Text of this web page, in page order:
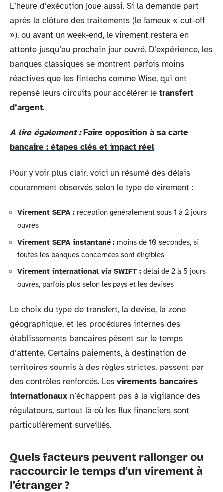
L’heure d’exécution joue aussi. Si la demande part
après la clôture des traitements (le fameux « cut-off
»), ou avant un week-end, le virement restera en
attente jusqu’au prochain jour ouvré. D’expérience, les
banques classiques se montrent parfois moins
réactives que les fintechs comme Wise, qui ont
repensé leurs circuits pour accélérer le transfert
d’argent.
A lire également : Faire opposition à sa carte
bancaire : étapes clés et impact réel
Pour y voir plus clair, voici un résumé des délais
couramment observés selon le type de virement :
Virement SEPA : réception généralement sous 1 à 2 jours
ouvrés
Virement SEPA instantané : moins de 10 secondes, si
toutes les banques concernées sont éligibles
Virement international via SWIFT : délai de 2 à 5 jours
ouvrés, parfois plus selon les pays et les devises
Le choix du type de transfert, la devise, la zone
géographique, et les procédures internes des
établissements bancaires pèsent sur le temps
d’attente. Certains paiements, à destination de
territoires soumis à des règles strictes, passent par
des contrôles renforcés. Les virements bancaires
internationaux n’échappent pas à la vigilance des
régulateurs, surtout là où les flux financiers sont
particulièrement surveillés.
Quels facteurs peuvent rallonger ou
raccourcir le temps d’un virement à
l’étranger ?